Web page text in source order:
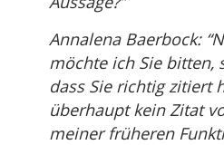
Annalena Baerbock:
möchte ich Sie bitten,
dass Sie richtig zitiert
überhaupt kein Zitat
meiner früheren